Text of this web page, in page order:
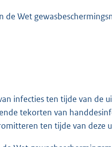
de Wet
infecties ten tijde van de
tekorten van
ten tijde van deze